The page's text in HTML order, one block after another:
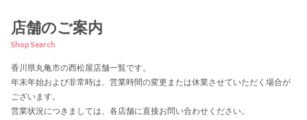
店舗のご案内
Shop Search
香川県丸亀市の西松屋店舗一覧です。
年末年始および非常時は、営業時間の変更または休業させていただく場合が
ございます。
営業状況につきましては、各店舗に直接お問い合わせください。